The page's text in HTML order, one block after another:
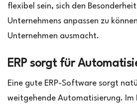
flexibel sein, sich den
Unternehmens anpassen zu
Unternehmen ausmacht.
ERP sorgt für
Eine gute ERP-Software sorgt
weitgehende Automatisierung.